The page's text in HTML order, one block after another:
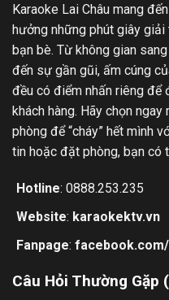
Karaoke Lai Châu mang
hưởng những phút giây
bạn bè. Từ không gian
đến sự gần gũi, ấm cúng
đều có điểm nhấn riêng để
khách hàng. Hãy chọn
phòng để “cháy” hết mình
tin hoặc đặt phòng, bạn có
Hotline: 0888.253.235
Website: karaokektv.vn
Fanpage:
Câu Hỏi Thường Gặp